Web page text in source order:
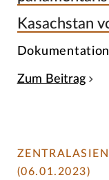
Kasachstan
Dokumentation
Zum Beitrag
(06.01.2023)